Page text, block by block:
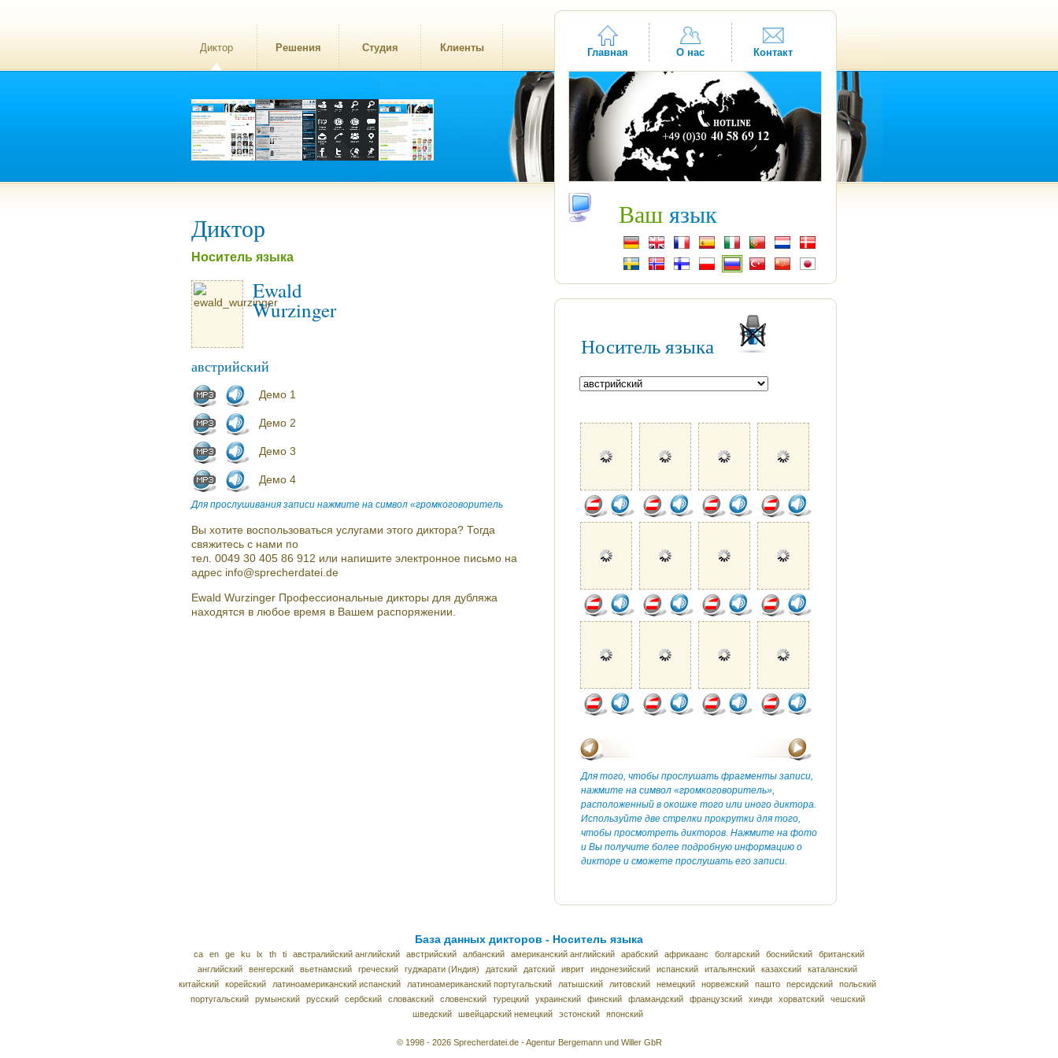
Диктор Решения Студия Клиенты Главная О нас Контакт
Диктор
Носитель языка
Ewald
Wurzinger
австрийский
Демо 1
Демо 2
Демо 3
Демо 4
Для прослушивания записи нажмите на символ «громкоговоритель
Вы хотите воспользоваться услугами этого диктора? Тогда
свяжитесь с нами по
тел. 0049 30 405 86 912 или напишите электронное письмо на
адрес info@sprecherdatei.de
Ewald Wurzinger Профессиональные дикторы для дубляжа
находятся в любое время в Вашем распоряжении.
Ваш язык
Носитель языка
Для того, чтобы прослушать фрагменты записи,
нажмите на символ «громкоговоритель»,
расположенный в окошке того или иного диктора.
Используйте две стрелки прокрутки для того,
чтобы просмотреть дикторов. Нажмите на фото
и Вы получите более подробную информацию о
дикторе и сможете прослушать его записи.
База данных дикторов - Носитель языка
ca en ge ku lx th ti австралийский английский австрийский албанский американский английский арабский африкаанс болгарский боснийский
британский
английский
венгерский вьетнамский греческий гуджарати (Индия) датский датский иврит индонезийский испанский итальянский казахский
каталанский
китайский
корейский латиноамериканский испанский латиноамериканский португальский латышский литовский немецкий норвежский пашто персидский
польский
португальский
румынский русский сербский словакский словенский турецкий украинский финский фламандский французский хинди хорватский
чешский
шведский
швейцарский немецкий эстонский японский
© 1998 - 2026 Sprecherdatei.de - Agentur Bergemann und Willer GbR